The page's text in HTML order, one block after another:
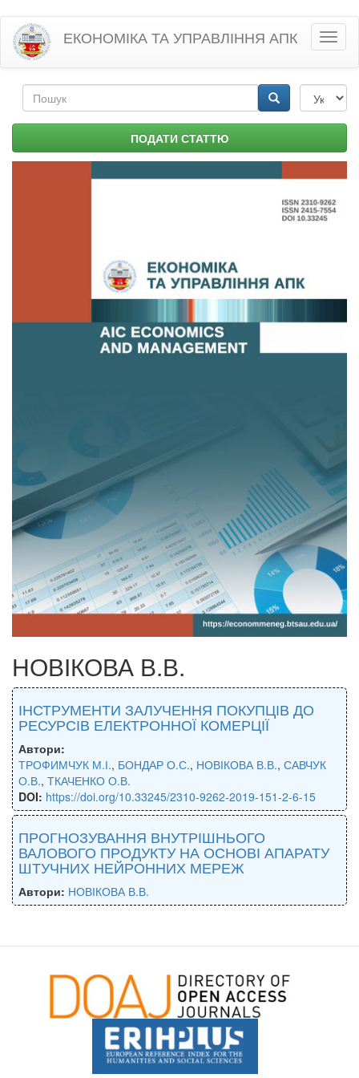
Перейти
основного
матеріалу
ЕКОНОМІКА ТА УПРАВЛІННЯ АПК
Пошукова
форма ПОДАТИ СТАТТЮ
НОВІКОВА В.В.
ІНСТРУМЕНТИ ЗАЛУЧЕННЯ ПОКУПЦІВ ДО
РЕСУРСІВ ЕЛЕКТРОННОЇ КОМЕРЦІЇ
Автори:
ТРОФИМЧУК М.І., БОНДАР О.С., НОВІКОВА В.В., САВЧУК
О.В., ТКАЧЕНКО О.В.
DOI: https://doi.org/10.33245/2310-9262-2019-151-2-6-15
ПРОГНОЗУВАННЯ ВНУТРІШНЬОГО
ВАЛОВОГО ПРОДУКТУ НА ОСНОВІ АПАРАТУ
ШТУЧНИХ НЕЙРОННИХ МЕРЕЖ
Автори: НОВІКОВА В.В.